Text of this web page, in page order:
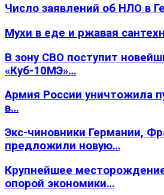
Число заявлений об НЛО в
Мухи в еде и ржавая
В зону СВО поступит
«Куб-10МЭ»…
Армия России уничтожила
в…
Экс-чиновники Германии,
предложили новую…
Крупнейшее
опорой экономики…